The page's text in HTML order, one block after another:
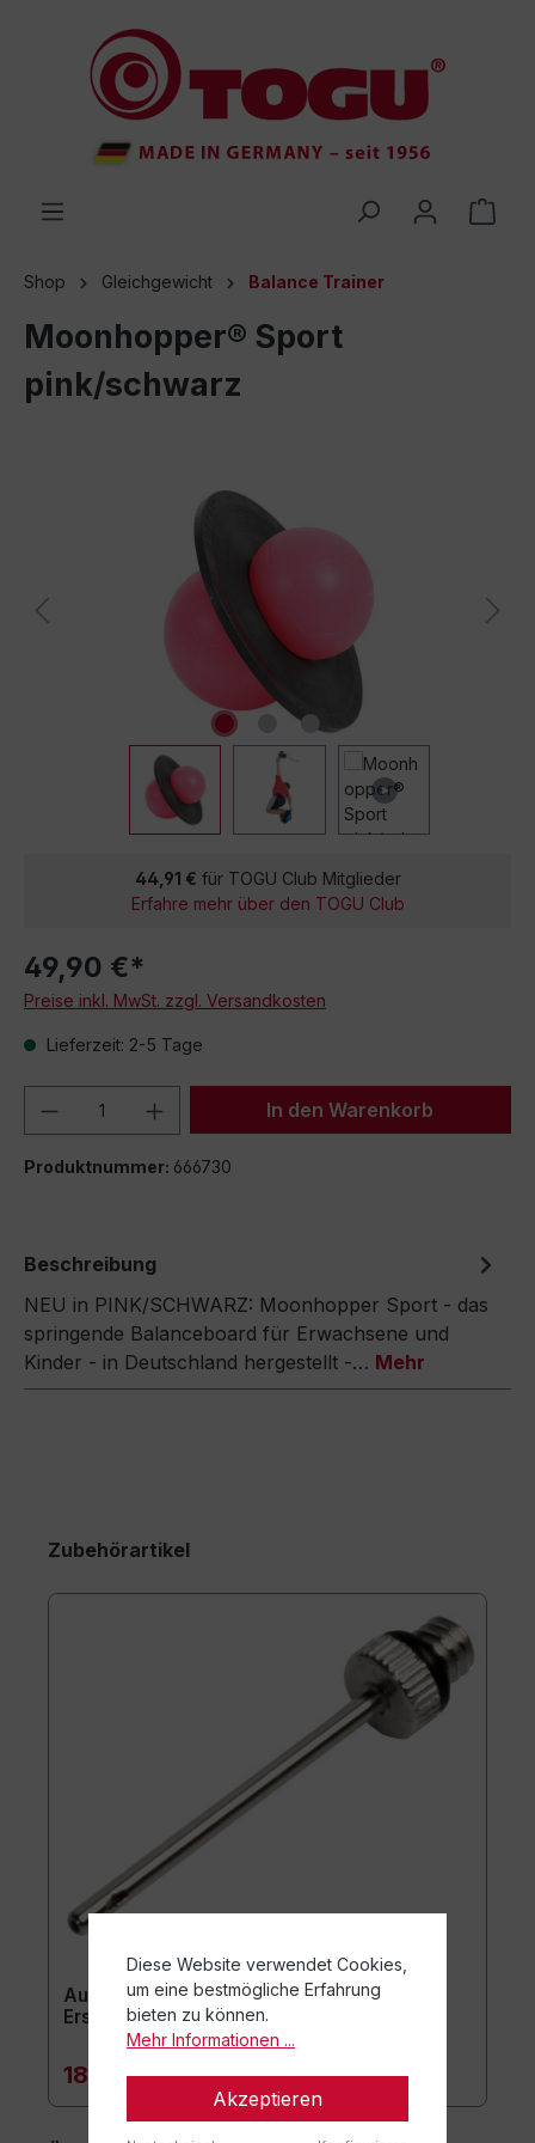
springen
Shop Gleichgewicht Balance Trainer
Moonhopper® Sport
pink/schwarz
44,91 € für TOGU Club Mitglieder
Erfahre mehr über den TOGU Club
49,90 €*
Preise inkl. MwSt. zzgl. Versandkosten
Lieferzeit: 2-5 Tage
Produkt Anzahl: Gib denIn den Warenkorb
Produktnummer: 666730
Beschreibung
NEU in PINK/SCHWARZ: Moonhopper Sport - das
springende Balanceboard für Erwachsene und
Kinder - in Deutschland hergestellt -… Mehr
Zubehörartikel
Aufblasnadel für Ballpumpe (10er-Set) -
Ersatznadeln
18,10 €*
Diese Website verwendet Cookies,
um eine bestmögliche Erfahrung
bieten zu können.
Mehr Informationen ...
Akzeptieren